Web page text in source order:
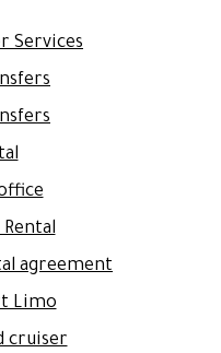
Services
Rental
agreement
Limo
cruiser